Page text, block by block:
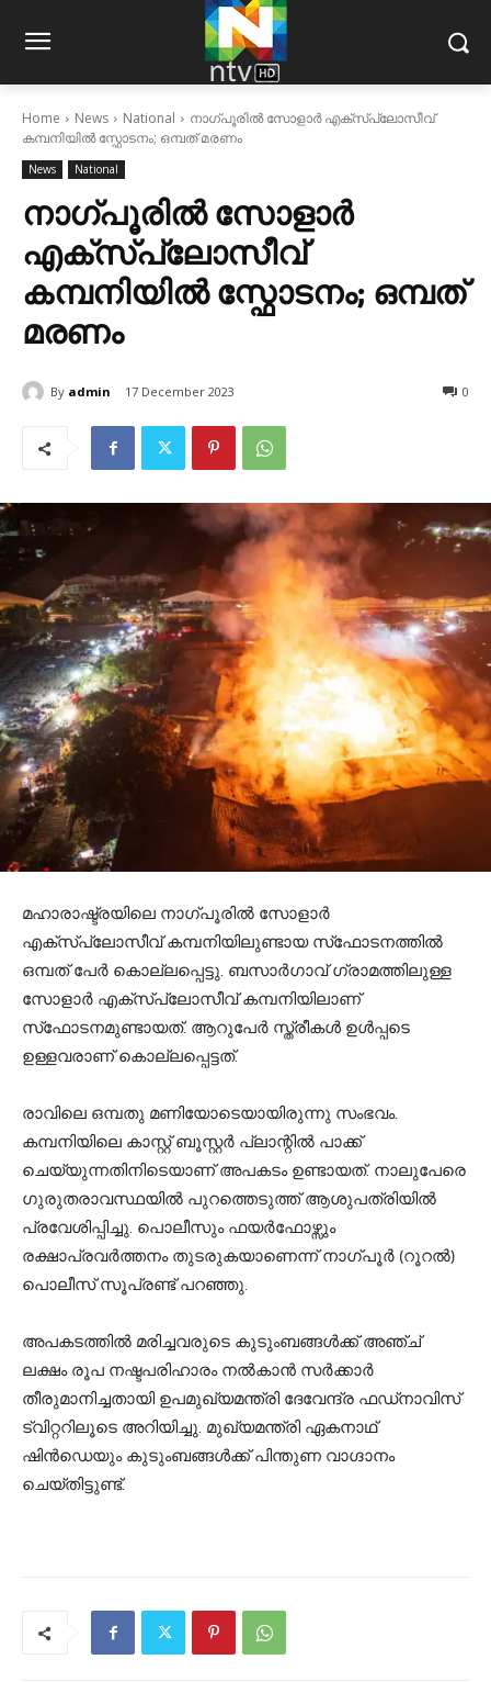
Home News National
നാഗ്പൂരിൽ സോളാർ എക്‌സ്‌പ്ലോസീവ്
കമ്പനിയിൽ സ്ഫോടനം; ഒമ്പത് മരണം
News National
നാഗ്പൂരിൽ സോളാർ
എക്‌സ്‌പ്ലോസീവ്
കമ്പനിയിൽ സ്ഫോടനം; ഒമ്പത്
മരണം
By admin 17 December 2023 0
മഹാരാഷ്ട്രയിലെ നാഗ്പൂരിൽ സോളാർ
എക്‌സ്‌പ്ലോസീവ് കമ്പനിയിലുണ്ടായ സ്‌ഫോടനത്തിൽ
ഒമ്പത് പേർ കൊല്ലപ്പെട്ടു. ബസാർഗാവ് ഗ്രാമത്തിലുള്ള
സോളാർ എക്‌സ്‌പ്ലോസീവ് കമ്പനിയിലാണ്
സ്‌ഫോടനമുണ്ടായത്. ആറുപേർ സ്ത്രീകൾ ഉൾപ്പടെ
ഉള്ളവരാണ് കൊല്ലപ്പെട്ടത്.
രാവിലെ ഒമ്പതു മണിയോടെയായിരുന്നു സംഭവം.
കമ്പനിയിലെ കാസ്റ്റ് ബൂസ്റ്റർ പ്ലാന്റിൽ പാക്ക്
ചെയ്യുന്നതിനിടെയാണ് അപകടം ഉണ്ടായത്. നാലുപേരെ
ഗുരുതരാവസ്ഥയിൽ പുറത്തെടുത്ത് ആശുപത്രിയിൽ
പ്രവേശിപ്പിച്ചു. പൊലീസും ഫയർഫോഴ്സും
രക്ഷാപ്രവർത്തനം തുടരുകയാണെന്ന് നാഗ്പൂർ (റൂറൽ)
പൊലീസ് സൂപ്രണ്ട് പറഞ്ഞു.
അപകടത്തിൽ മരിച്ചവരുടെ കുടുംബങ്ങൾക്ക് അഞ്ച്
ലക്ഷം രൂപ നഷ്ടപരിഹാരം നൽകാൻ സർക്കാർ
തീരുമാനിച്ചതായി ഉപമുഖ്യമന്ത്രി ദേവേന്ദ്ര ഫഡ്നാവിസ്
ട്വിറ്ററിലൂടെ അറിയിച്ചു. മുഖ്യമന്ത്രി ഏകനാഥ്
ഷിൻഡെയും കുടുംബങ്ങൾക്ക് പിന്തുണ വാഗ്ദാനം
ചെയ്തിട്ടുണ്ട്.